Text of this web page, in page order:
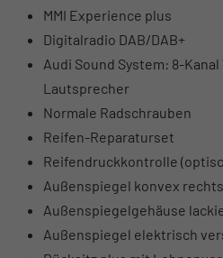
MMI Experience plus
Digitalradio DAB/DAB+
Audi Sound System: 8-Kanal
Lautsprecher
Normale Radschrauben
Reifen-Reparaturset
Reifendruckkontrolle
Außenspiegel konvex rechts
Außenspiegelgehäuse
Außenspiegel elektrisch